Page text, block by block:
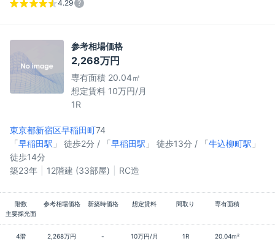
4.29
参考相場価格
2,268万円
専有面積 20.04㎡
想定賃料 10万円/月
1R
東京都新宿区早稲田町74
「早稲田駅 」 徒歩2分 / 「早稲田駅 」 徒歩13分 / 「牛込柳町駅 」
徒歩14分
築23年
12階建 (33部屋) RC造
階数 参考相場価格 新築時価格 想定賃料 間取り
専有面積
主要採光面
4階 2,268万円 - 10万円/月 1R
20.04m²